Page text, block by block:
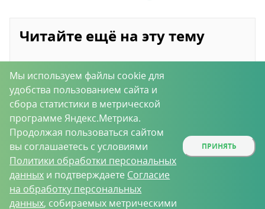
Читайте ещё на эту тему
Как избавиться от
мышей и крыс в
погребе
Пищевые
отравления
«Ратобор» и
«Котофей» - точный
прицел на крыс и
Мы используем файлы cookie для
удобства пользованием сайта и
сбора статистики в метрической
программе Яндекс.Метрика.
Продолжая пользоваться сайтом
вы соглашаетесь с условиями
Политики обработки персональных
данных и подтверждаете Согласие
на обработку персональных
данных, собираемых метрическими
ПРИНЯТЬ